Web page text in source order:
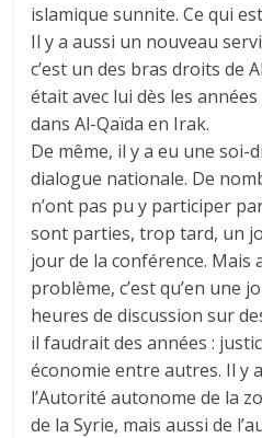
islamique sunnite. Ce qui
Il y a aussi un nouveau
c’est un des bras droits de
était avec lui dès les
dans Al-Qaïda en Irak.
De même, il y a eu une soi-
dialogue nationale. De
n’ont pas pu y participer
sont parties, trop tard, un
jour de la conférence. Mais
problème, c’est qu’en une
heures de discussion sur
il faudrait des années :
économie entre autres. Il y
l’Autorité autonome de la
de la Syrie, mais aussi de